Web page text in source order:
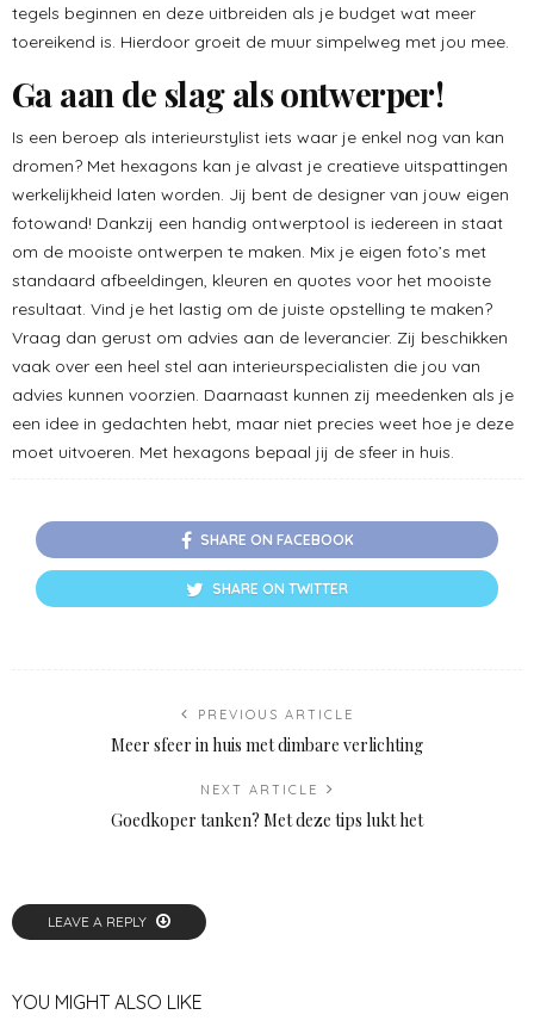
tegels beginnen en deze uitbreiden als je budget wat meer
toereikend is. Hierdoor groeit de muur simpelweg met jou mee.
Ga aan de slag als ontwerper!
Is een beroep als interieurstylist iets waar je enkel nog van kan
dromen? Met hexagons kan je alvast je creatieve uitspattingen
werkelijkheid laten worden. Jij bent de designer van jouw eigen
fotowand! Dankzij een handig ontwerptool is iedereen in staat
om de mooiste ontwerpen te maken. Mix je eigen foto’s met
standaard afbeeldingen, kleuren en quotes voor het mooiste
resultaat. Vind je het lastig om de juiste opstelling te maken?
Vraag dan gerust om advies aan de leverancier. Zij beschikken
vaak over een heel stel aan interieurspecialisten die jou van
advies kunnen voorzien. Daarnaast kunnen zij meedenken als je
een idee in gedachten hebt, maar niet precies weet hoe je deze
moet uitvoeren. Met hexagons bepaal jij de sfeer in huis.
SHARE ON FACEBOOK
SHARE ON TWITTER
PREVIOUS ARTICLE
Meer sfeer in huis met dimbare verlichting
NEXT ARTICLE
Goedkoper tanken? Met deze tips lukt het
LEAVE A REPLY
YOU MIGHT ALSO LIKE